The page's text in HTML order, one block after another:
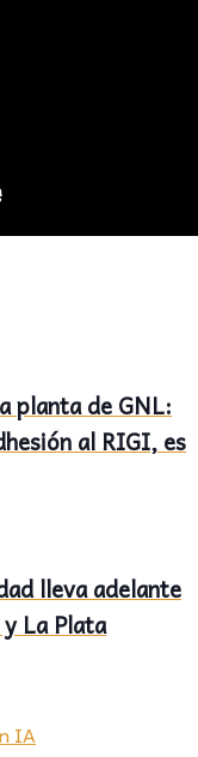
planta de GNL:
al RIGI, es
lleva adelante
La Plata